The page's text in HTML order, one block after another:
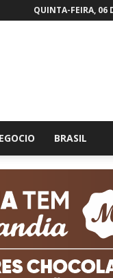
QUINTA-FEIRA, 06
BRASIL